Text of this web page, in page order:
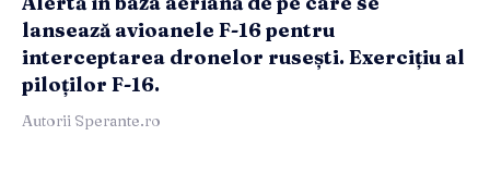
lansează avioanele F-16 pentru
interceptarea dronelor rusești. Exercițiu al
piloților F-16.
Autorii Sperante.ro